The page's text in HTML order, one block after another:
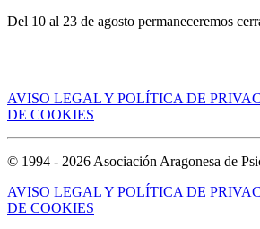
Del 10 al 23 de agosto permaneceremos
AVISO LEGAL Y POLÍTICA DE
DE COOKIES
© 1994 - 2026 Asociación Aragonesa de
AVISO LEGAL Y POLÍTICA DE
DE COOKIES